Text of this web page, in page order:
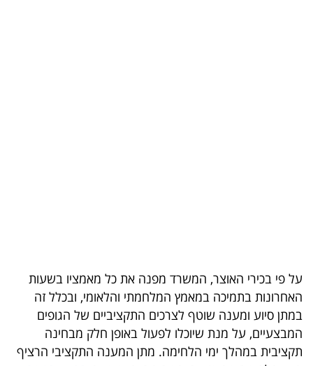
פודקאסט
40
UNDER
40
על פי בכירי האוצר, המשרד מפנה את כל מאמציו בשעות
האחרונות בתמיכה במאמץ המלחמתי והלאומי, ובכלל זה
במתן סיוע ומענה שוטף לצרכים התקציביים של הגופים
המבצעיים, על מנת שיוכלו לפעול באופן חלק מבחינה
תקציבית במהלך ימי הלחימה. מתן המענה התקציבי הרציף